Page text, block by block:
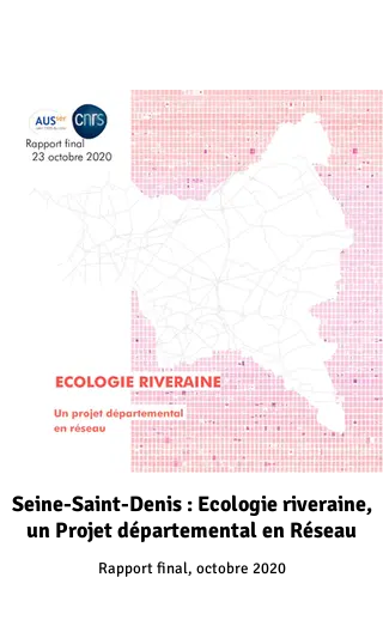
Seine-Saint-Denis : Ecologie riveraine,
un Projet départemental en Réseau
Rapport final, octobre 2020